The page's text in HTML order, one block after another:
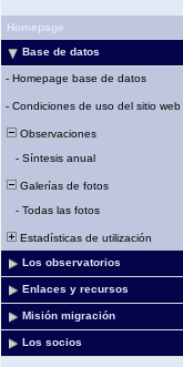
Homepage
Base de datos
- Homepage base de datos
- Condiciones de uso del sitio web
Observaciones
- Síntesis anual
Galerías de fotos
- Todas las fotos
Estadísticas de utilización
Los observatorios
Enlaces y recursos
Misión migración
Los socios